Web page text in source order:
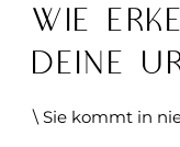
Wie
Deine
\ Sie kommt in